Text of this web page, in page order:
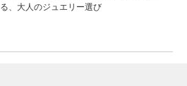
る、大人のジュエリー選び